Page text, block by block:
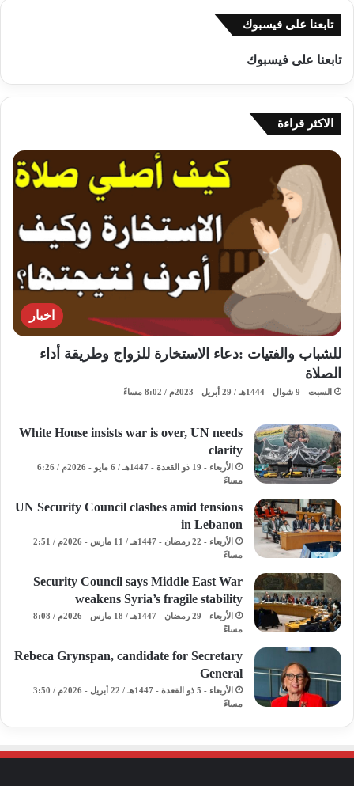
تابعنا على فيسبوك
تابعنا على فيسبوك
الاكثر قراءة
اخبار
للشباب والفتيات :دعاء الاستخارة للزواج وطريقة أداء
الصلاة
السبت - 9 شوال - 1444هـ / 29 أبريل - 2023م / 8:02 مساءً
White House insists war is over, UN needs
clarity
الأربعاء - 19 ذو القعدة - 1447هـ / 6 مايو - 2026م / 6:26
مساءً
UN Security Council clashes amid tensions
in Lebanon
الأربعاء - 22 رمضان - 1447هـ / 11 مارس - 2026م / 2:51
مساءً
Security Council says Middle East War
weakens Syria’s fragile stability
الأربعاء - 29 رمضان - 1447هـ / 18 مارس - 2026م / 8:08
مساءً
Rebeca Grynspan, candidate for Secretary
General
الأربعاء - 5 ذو القعدة - 1447هـ / 22 أبريل - 2026م / 3:50
مساءً